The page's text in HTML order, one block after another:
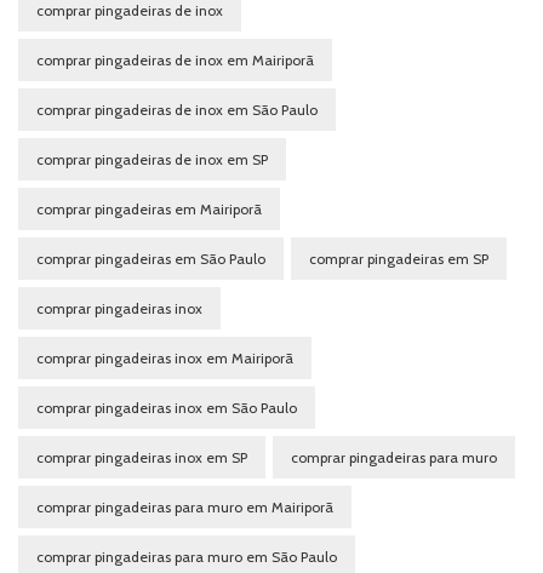
comprar pingadeiras de inox
comprar pingadeiras de inox em Mairiporã
comprar pingadeiras de inox em São Paulo
comprar pingadeiras de inox em SP
comprar pingadeiras em Mairiporã
comprar pingadeiras em São Paulo comprar pingadeiras em SP
comprar pingadeiras inox
comprar pingadeiras inox em Mairiporã
comprar pingadeiras inox em São Paulo
comprar pingadeiras inox em SP comprar pingadeiras para muro
comprar pingadeiras para muro em Mairiporã
comprar pingadeiras para muro em São Paulo